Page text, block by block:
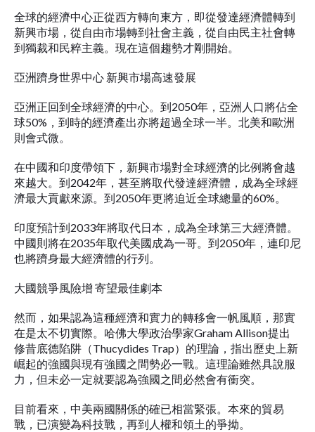
全球的經濟中心正從西方轉向東方，即從發達經濟體轉到
新興市場，從自由市場轉到社會主義，從自由民主社會轉
到獨裁和民粹主義。現在這個趨勢才剛開始。
亞洲躋身世界中心 新興市場高速發展
亞洲正回到全球經濟的中心。到2050年，亞洲人口將佔全
球50%，到時的經濟產出亦將超過全球一半。北美和歐洲
則會式微。
在中國和印度帶領下，新興市場對全球經濟的比例將會越
來越大。到2042年，甚至將取代發達經濟體，成為全球經
濟最大貢獻來源。到2050年更將迫近全球總量的60%。
印度預計到2033年將取代日本，成為全球第三大經濟體。
中國則將在2035年取代美國成為一哥。到2050年，連印尼
也將躋身最大經濟體的行列。
大國競爭風險增 寄望最佳劇本
然而，如果認為這種經濟和實力的轉移會一帆風順，那實
在是太不切實際。哈佛大學政治學家Graham Allison提出
修昔底德陷阱（Thucydides Trap）的理論，指出歷史上新
崛起的強國與現有強國之間勢必一戰。這理論雖然具說服
力，但未必一定就要認為強國之間必然會有衝突。
目前看來，中美兩國關係的確已相當緊張。本來的貿易
戰，已演變為科技戰，再到人權和領土的爭拗。